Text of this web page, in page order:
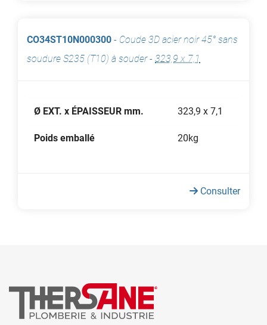
CO34ST10N000300 - Coude 3D acier noir 45° sans
soudure S235 (T10) à souder- 323,9 x 7,1
Ø EXT. x ÉPAISSEUR mm. 323,9 x 7,1
Poids emballé 20kg
Consulter